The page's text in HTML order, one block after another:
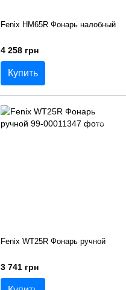
Fenix HM65R Фонарь налобный
4 258 грн
Купить
Fenix WT25R Фонарь ручной
3 741 грн